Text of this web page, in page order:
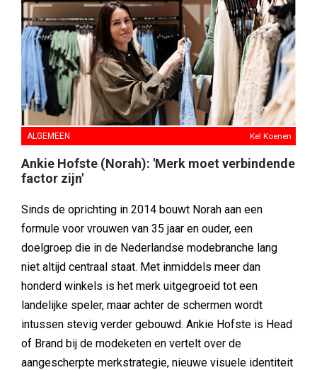
ALGEMEEN Kel Koenen
Ankie Hofste (Norah): 'Merk moet verbindende
factor zijn'
Sinds de oprichting in 2014 bouwt Norah aan een
formule voor vrouwen van 35 jaar en ouder, een
doelgroep die in de Nederlandse modebranche lang
niet altijd centraal staat. Met inmiddels meer dan
honderd winkels is het merk uitgegroeid tot een
landelijke speler, maar achter de schermen wordt
intussen stevig verder gebouwd. Ankie Hofste is Head
of Brand bij de modeketen en vertelt over de
aangescherpte merkstrategie, nieuwe visuele identiteit